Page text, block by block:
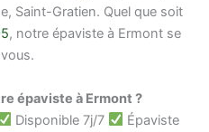
Saint-Gratien. Quel que soit
, notre épaviste à Ermont se
épaviste à Ermont ?
Disponible 7j/7
Épaviste